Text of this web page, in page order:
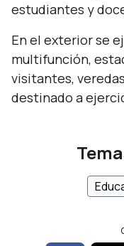
estudiantes y
En el exterior se
multifunción,
visitantes,
destinado a